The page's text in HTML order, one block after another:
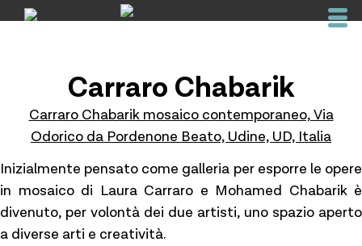
Skip
Carraro Chabarik
Carraro Chabarik mosaico contemporaneo, Via
Odorico da Pordenone Beato, Udine, UD, Italia
Inizialmente pensato come galleria per esporre le opere
in mosaico di Laura Carraro e Mohamed Chabarik è
divenuto, per volontà dei due artisti, uno spazio aperto
a diverse arti e creatività.